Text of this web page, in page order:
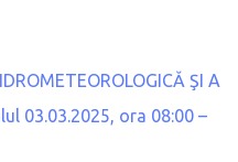
ŞI A
03.03.2025, ora 08:00 –